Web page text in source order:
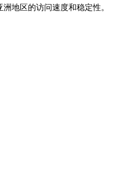
地区的访问速度和稳定性。